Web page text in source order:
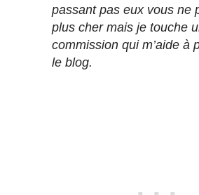
passant pas eux vous ne
plus cher mais je touche
commission qui m’aide à
le blog.